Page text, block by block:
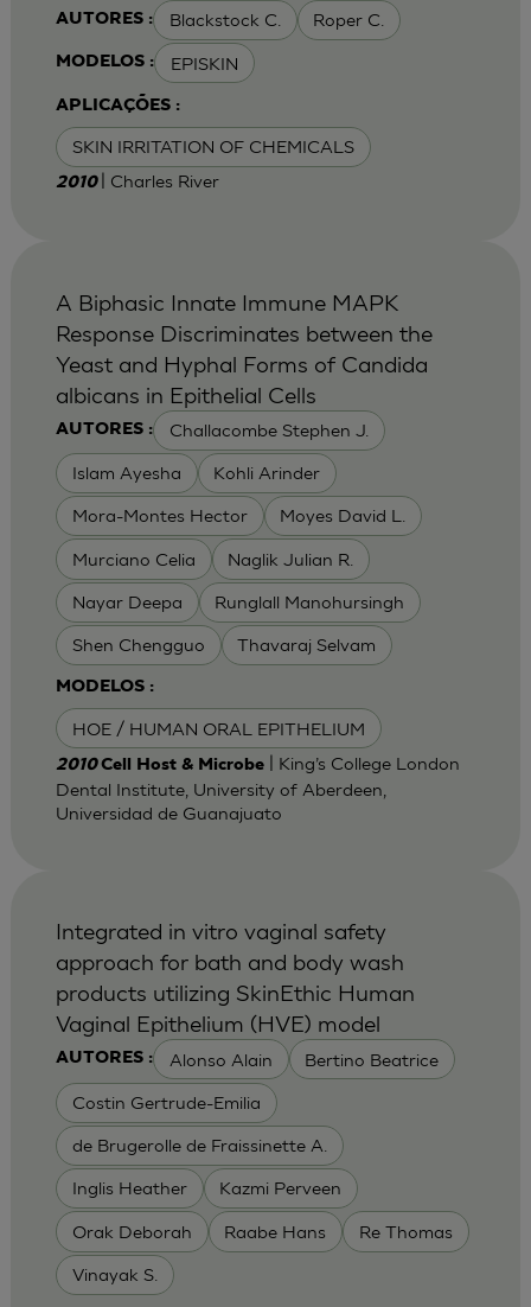
AUTORES : Blackstock C. Roper C.
MODELOS : EPISKIN
APLICAÇÕES :
SKIN IRRITATION OF CHEMICALS
2010 | Charles River
AUTORES : Challacombe Stephen J.
Islam Ayesha Kohli Arinder
Mora-Montes Hector Moyes David L.
Murciano Celia Naglik Julian R.
Nayar Deepa Runglall Manohursingh
Shen Chengguo Thavaraj Selvam
MODELOS :
HOE / HUMAN ORAL EPITHELIUM
A Biphasic Innate Immune MAPK
Response Discriminates between the
Yeast and Hyphal Forms of Candida
albicans in Epithelial Cells
2010Cell Host & Microbe| King’s College London
Dental Institute, University of Aberdeen,
Universidad de Guanajuato
AUTORES : Alonso Alain Bertino Beatrice
Costin Gertrude-Emilia
de Brugerolle de Fraissinette A.
Inglis Heather Kazmi Perveen
Orak Deborah Raabe Hans Re Thomas
Vinayak S.
Integrated in vitro vaginal safety
approach for bath and body wash
products utilizing SkinEthic Human
Vaginal Epithelium (HVE) model